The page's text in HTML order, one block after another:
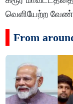
வெளியேற்ற
From